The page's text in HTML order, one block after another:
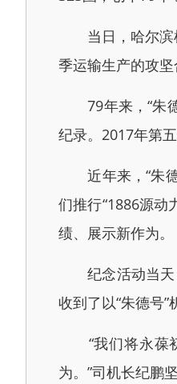
当日，哈尔滨机
季运输生产的攻坚
79年来，“朱德
纪录。2017年第
近年来，“朱德
们推行“1886源动
绩、展示新作为。
纪念活动当天
收到了以“朱德号
“我们将永葆初
为。”司机长纪鹏